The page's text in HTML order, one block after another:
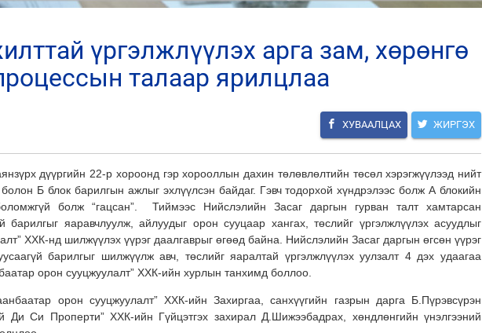
талаар ярилцлаа
ХУВААЛЦАХ ЖИРГЭХ
дүүргийн 22-р хороонд гэр хорооллын дахин төлөвлөлтийн төсөл хэрэгжүүлээд нийт
Б блок барилгын ажлыг эхлүүлсэн байдаг. Гэвч тодорхой хүндрэлээс болж А блокийн
болж “гацсан”. Тиймээс Нийслэлийн Засаг даргын гурван талт хамтарсан
барилгыг яаравчлуулж, айлуудыг орон сууцаар хангах, төслийг үргэлжлүүлэх асуудлыг
ХХК-нд шилжүүлэх үүрэг даалгаврыг өгөөд байна. Нийслэлийн Засаг даргын өгсөн үүрэг
барилгыг шилжүүлж авч, төслийг яаралтай үргэлжлүүлэх уулзалт 4 дэх удаагаа
орон сууцжуулалт” ХХК-ийн хурлын танхимд боллоо.
орон сууцжуулалт” ХХК-ийн Захиргаа, санхүүгийн газрын дарга Б.Пүрэвсүрэн
Ди Си Проперти” ХХК-ийн Гүйцэтгэх захирал Д.Шижээбадрах, хөндлөнгийн үнэлгээний